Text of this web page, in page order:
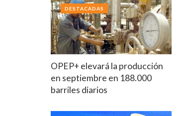
OPEP+ elevará la producción
en septiembre en 188.000
barriles diarios
DESTACADAS